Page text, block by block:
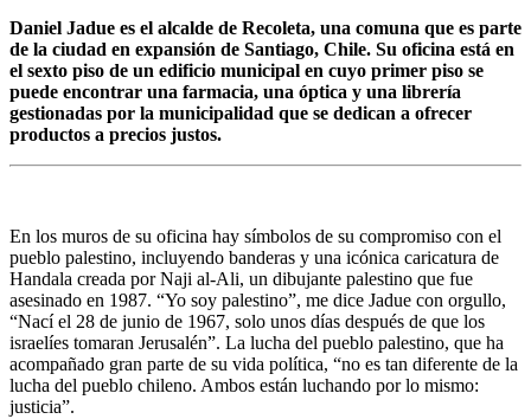
Daniel Jadue es el alcalde de Recoleta, una comuna que es parte
de la ciudad en expansión de Santiago, Chile. Su oficina está en
el sexto piso de un edificio municipal en cuyo primer piso se
puede encontrar una farmacia, una óptica y una librería
gestionadas por la municipalidad que se dedican a ofrecer
productos a precios justos.
En los muros de su oficina hay símbolos de su compromiso con el
pueblo palestino, incluyendo banderas y una icónica caricatura de
Handala creada por Naji al-Ali, un dibujante palestino que fue
asesinado en 1987. “Yo soy palestino”, me dice Jadue con orgullo,
“Nací el 28 de junio de 1967, solo unos días después de que los
israelíes tomaran Jerusalén”. La lucha del pueblo palestino, que ha
acompañado gran parte de su vida política, “no es tan diferente de la
lucha del pueblo chileno. Ambos están luchando por lo mismo:
justicia”.